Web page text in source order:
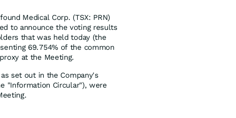
Medical Corp. (TSX: PRN)
to announce the voting results
that was held today (the
69.754% of the common
at the Meeting.
set out in the Company's
"Information Circular"), were